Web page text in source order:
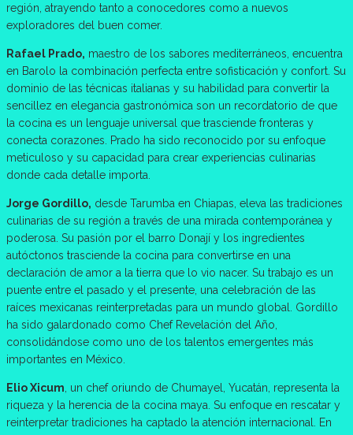
región, atrayendo tanto a conocedores como a nuevos
exploradores del buen comer.
Rafael Prado, maestro de los sabores mediterráneos, encuentra
en Barolo la combinación perfecta entre sofisticación y confort. Su
dominio de las técnicas italianas y su habilidad para convertir la
sencillez en elegancia gastronómica son un recordatorio de que
la cocina es un lenguaje universal que trasciende fronteras y
conecta corazones. Prado ha sido reconocido por su enfoque
meticuloso y su capacidad para crear experiencias culinarias
donde cada detalle importa.
Jorge Gordillo, desde Tarumba en Chiapas, eleva las tradiciones
culinarias de su región a través de una mirada contemporánea y
poderosa. Su pasión por el barro Donají y los ingredientes
autóctonos trasciende la cocina para convertirse en una
declaración de amor a la tierra que lo vio nacer. Su trabajo es un
puente entre el pasado y el presente, una celebración de las
raíces mexicanas reinterpretadas para un mundo global. Gordillo
ha sido galardonado como Chef Revelación del Año,
consolidándose como uno de los talentos emergentes más
importantes en México.
Elio Xicum , un chef oriundo de Chumayel, Yucatán, representa la
riqueza y la herencia de la cocina maya. Su enfoque en rescatar y
reinterpretar tradiciones ha captado la atención internacional. En